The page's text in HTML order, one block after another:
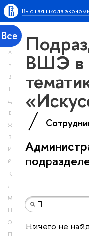
Высшая школа
Все
А
Б
В
Г
Д
Е
Ж
З
И
Й
К
Л
М
Н
О
П
ВШЭ в
Ничего не